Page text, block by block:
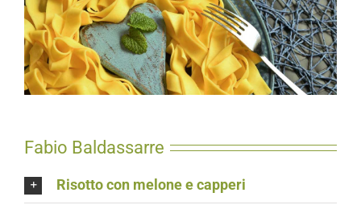
Fabio Baldassarre
Risotto con melone e capperi